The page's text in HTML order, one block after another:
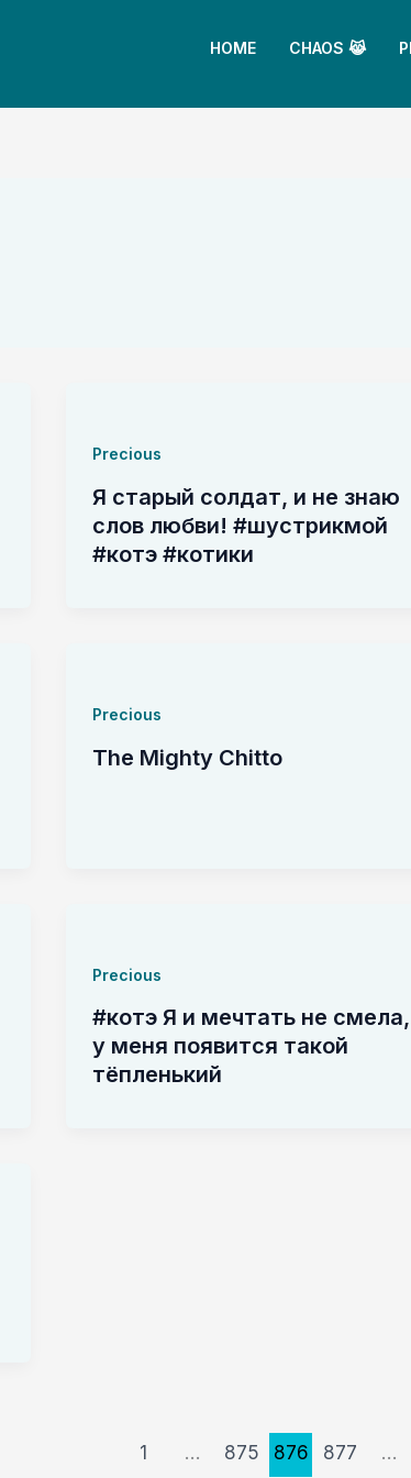
HOME CHAOS 😹
Precious
Я старый солдат, и не знаю
слов любви! #шустрикмой
#котэ #котики
Precious
The Mighty Chitto
Precious
#котэ Я и мечтать не
у меня появится такой
тёпленький
1 … 875 876 877 …